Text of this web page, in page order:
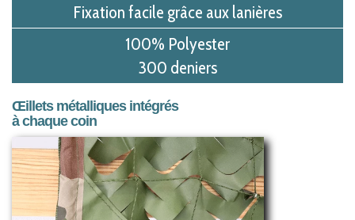
Fixation facile grâce aux lanières
100% Polyester
300 deniers
Œillets métalliques intégrés
à chaque coin